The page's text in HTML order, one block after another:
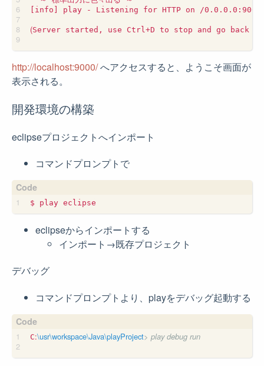
[info] play - Listening for HTTP on /0.0.0.0:9000
(Server started, use Ctrl+D to stop and go back
http://localhost:9000/へアクセスすると、ようこそ画面が
表示される。
開発環境の構築
eclipseプロジェクトへインポート
コマンドプロンプトで
eclipseからインポートする
インポート→既存プロジェクト
デバッグ
コマンドプロンプトより、playをデバッグ起動する
C:\usr\workspace\Java\playProject> play debug run